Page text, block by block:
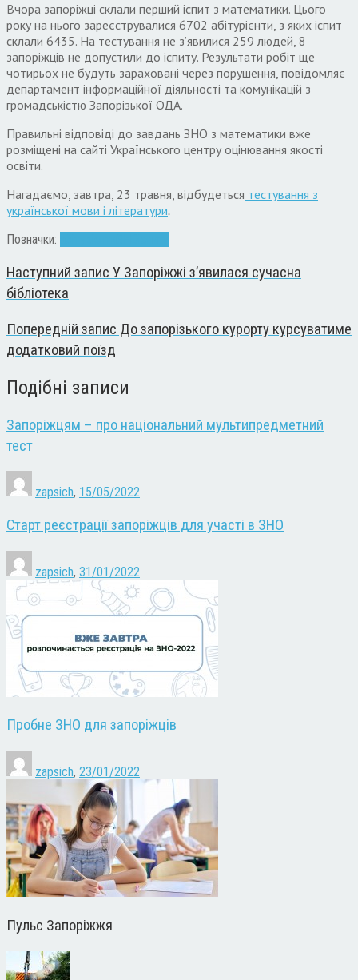
Вчора запоріжці склали перший іспит з математики. Цього
року на нього зареєструвалися 6702 абітурієнти, з яких іспит
склали 6435. На тестування не з’явилися 259 людей, 8
запоріжців не допустили до іспиту. Результати робіт ще
чотирьох не будуть зараховані через порушення, повідомляє
департамент інформаційної діяльності та комунікацій з
громадськістю Запорізької ОДА.
Правильні відповіді до завдань ЗНО з математики вже
розміщені на сайті Українського центру оцінювання якості
освіти.
Нагадаємо, завтра, 23 травня, відбудеться тестування з
української мови і літератури.
Позначки:
Наступний запис У Запоріжжі з’явилася сучасна
бібліотека
Попередній запис До запорізького курорту курсуватиме
додатковий поїзд
Подібні записи
Запоріжцям – про національний мультипредметний
тест
zapsich, 15/05/2022
Старт реєстрації запоріжців для участі в ЗНО
zapsich, 31/01/2022
Пробне ЗНО для запоріжців
zapsich, 23/01/2022
Пульс Запоріжжя